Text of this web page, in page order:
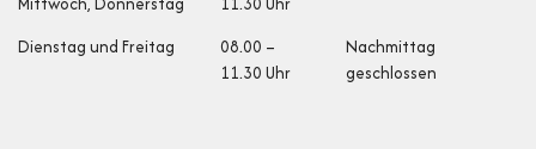
Dienstag und Freitag
08.00 –
11.30 Uhr
Nachmittag
geschlossen